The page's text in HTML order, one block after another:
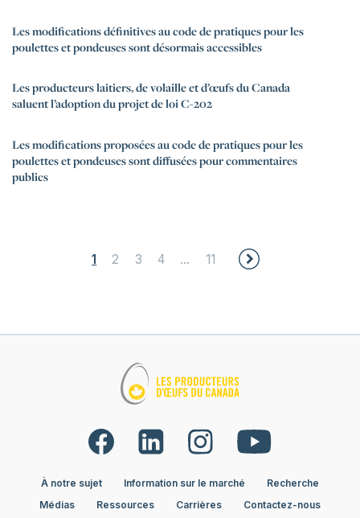
Les modifications définitives au code de pratiques pour les
poulettes et pondeuses sont désormais accessibles
Les producteurs laitiers, de volaille et d’œufs du Canada
saluent l’adoption du projet de loi C-202
Les modifications proposées au code de pratiques pour les
poulettes et pondeuses sont diffusées pour commentaires
publics
Posts pagination
1 2 3 4 … 11
À notre sujet Information sur le marché
Recherche
Médias
Ressources Carrières Contactez-nous